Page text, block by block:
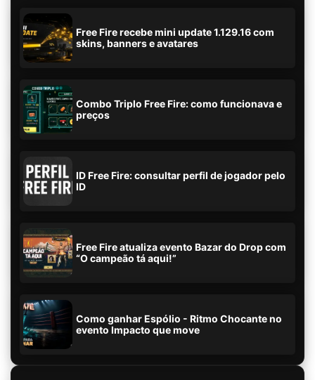
Free Fire recebe mini update 1.129.16 com
skins, banners e avatares
Combo Triplo Free Fire: como funcionava e
preços
ID Free Fire: consultar perfil de jogador pelo
ID
Free Fire atualiza evento Bazar do Drop com
“O campeão tá aqui!”
Como ganhar Espólio - Ritmo Chocante no
evento Impacto que move